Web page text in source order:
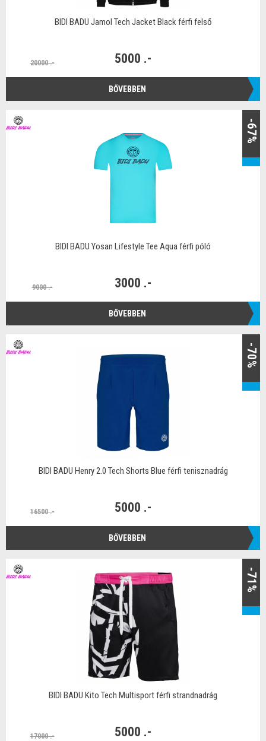
BIDI BADU Jamol Tech Jacket Black férfi felső
20000 .- 5000 .-
BŐVEBBEN
-67%
BIDI BADU Yosan Lifestyle Tee Aqua férfi póló
9000 .- 3000 .-
BŐVEBBEN
-70%
BIDI BADU Henry 2.0 Tech Shorts Blue férfi tenisznadrág
16500 .- 5000 .-
BŐVEBBEN
-71%
BIDI BADU Kito Tech Multisport férfi strandnadrág
17000 .- 5000 .-